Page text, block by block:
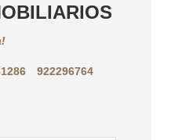
922296764